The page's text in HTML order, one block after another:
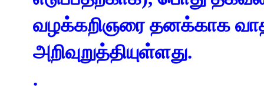
வழக்கறிஞரை தனக்காக
அறிவுறுத்தியுள்ளது.
.